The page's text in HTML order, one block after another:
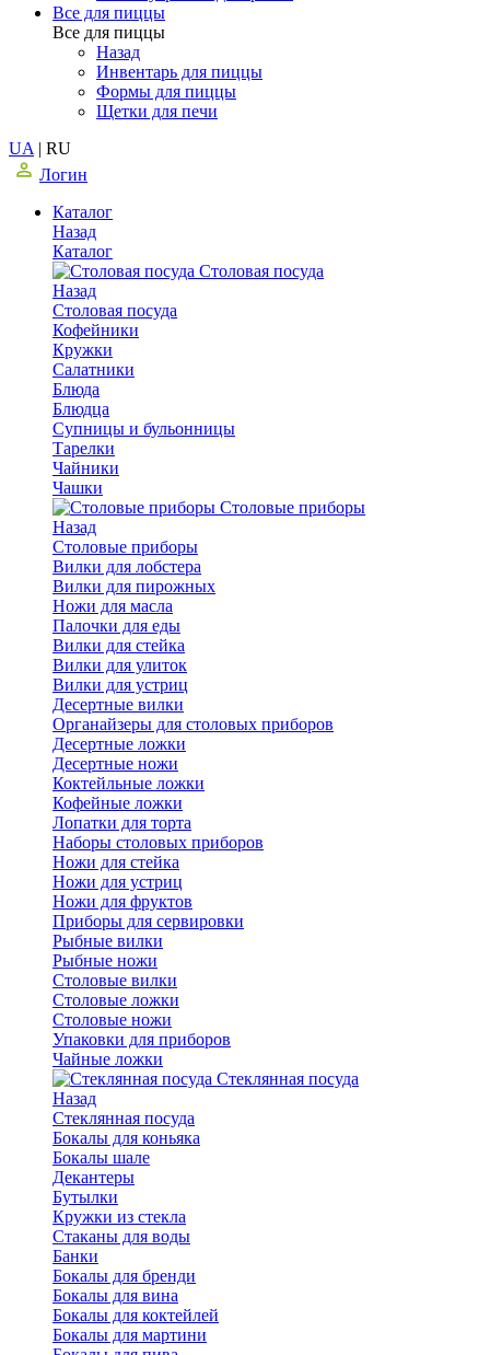
Все для пиццы
Все для пиццы
Назад
Инвентарь для пиццы
Формы для пиццы
Щетки для печи
UA | RU
Логин
Каталог
Назад
Каталог
Столовая посуда
Назад
Столовая посуда
Кофейники
Кружки
Салатники
Блюда
Блюдца
Супницы и бульонницы
Тарелки
Чайники
Чашки
Cтоловые приборы
Назад
Cтоловые приборы
Вилки для лобстера
Вилки для пирожных
Ножи для масла
Палочки для еды
Вилки для стейка
Вилки для улиток
Вилки для устриц
Десертные вилки
Органайзеры для столовых приборов
Десертные ложки
Десертные ножи
Коктейльные ложки
Кофейные ложки
Лопатки для торта
Наборы столовых приборов
Ножи для стейка
Ножи для устриц
Ножи для фруктов
Приборы для сервировки
Рыбные вилки
Рыбные ножи
Столовые вилки
Столовые ложки
Столовые ножи
Упаковки для приборов
Чайные ложки
Стеклянная посуда
Назад
Стеклянная посуда
Бокалы для коньяка
Бокалы шале
Декантеры
Бутылки
Кружки из стекла
Стаканы для воды
Банки
Бокалы для бренди
Бокалы для вина
Бокалы для коктейлей
Бокалы для мартини